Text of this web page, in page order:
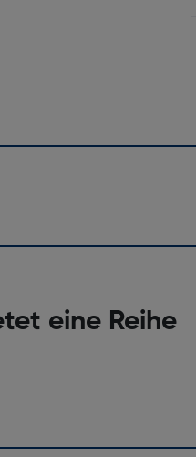
eine Reihe